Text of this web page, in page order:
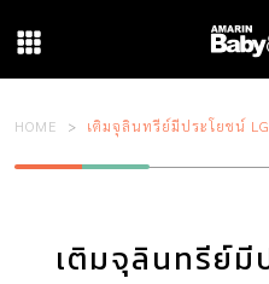
HOME เติมจุลินทรีย์มีประโยชน์
เติมจุลินทรีย์มี